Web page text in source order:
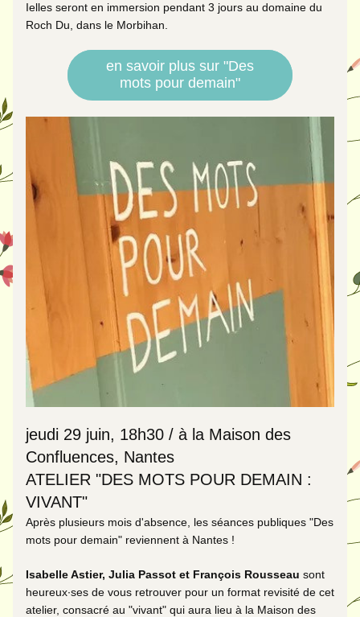
Ielles seront en immersion pendant 3 jours au domaine du
Roch Du, dans le Morbihan.
en savoir plus sur "Des
mots pour demain"
jeudi 29 juin, 18h30 / à la Maison des
Confluences, Nantes
ATELIER "DES MOTS POUR DEMAIN :
VIVANT"
Après plusieurs mois d'absence, les séances publiques "Des
mots pour demain" reviennent à Nantes !
Isabelle Astier, Julia Passot et François Rousseau sont
heureux·ses de vous retrouver pour un format revisité de cet
atelier, consacré au "vivant" qui aura lieu à la Maison des